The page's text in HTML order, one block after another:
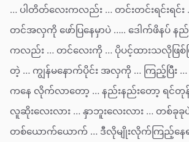
… ပါတိတ်လေးကလည်း … တင်းတင်းရင်းရင်း
တင်အလှကို ဖော်ပြနေမှာပဲ ….. ဒေါက်ဖိနပ် နည်
ကလည်း … တင်လေးကို … ပိုပင့်ထားသလိုဖြစ်ပ
တဲ့ … ကျွန်မနောက်ပိုင်း အလှကို … ကြည့်ပြီး
ကနေ လိုက်လာတော့ … နည်းနည်းတော့ ရင်တုန်
လူဆိုးလေးလား … နှာဘူးလေးလား … တစ်ခု
တစ်ယောက်ယောက် … ဒီလိုမျိုးလိုက်ကြည့်နေ